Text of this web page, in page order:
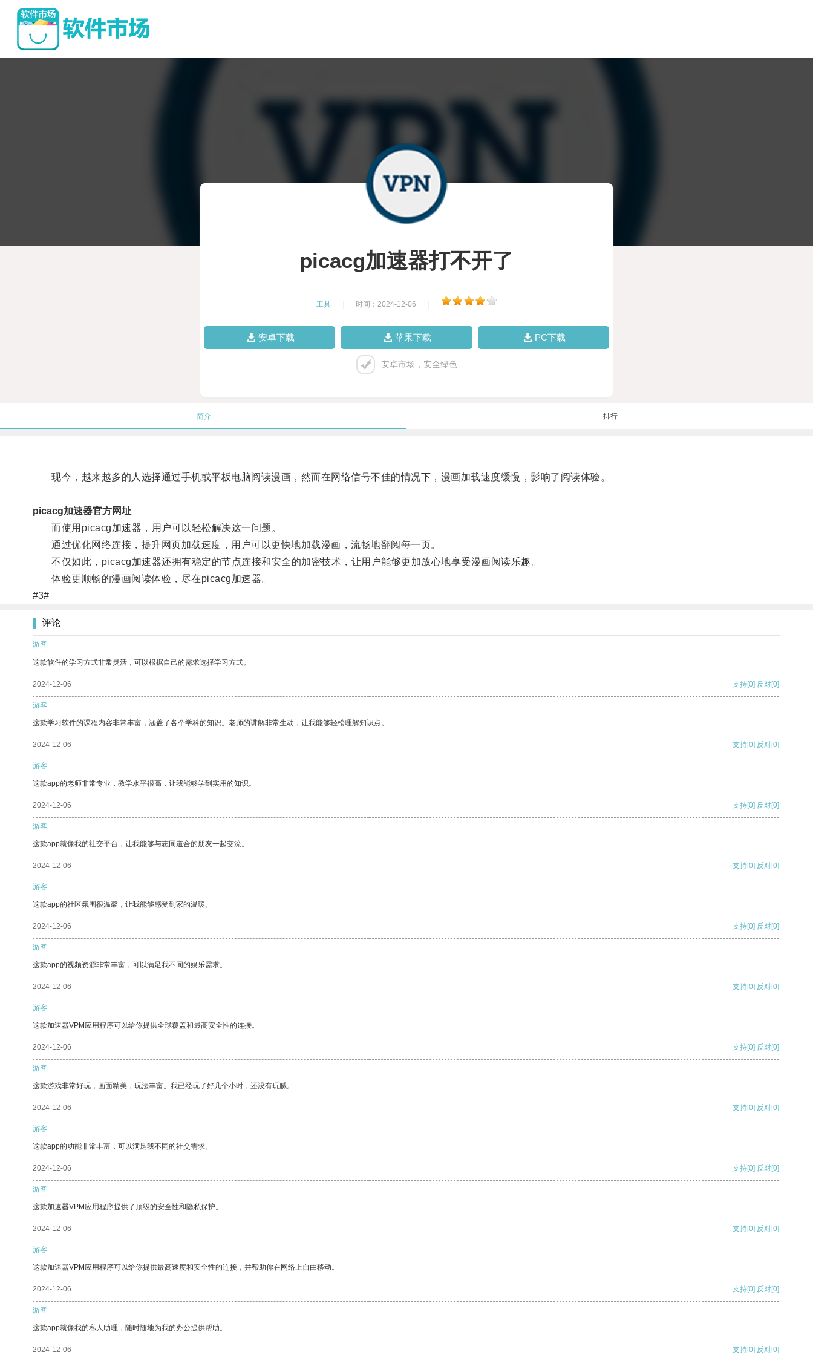
picacg加速器打不开了
工具 时间：2024-12-06
安卓下载 苹果下载 PC下载
安卓市场，安全绿色
简介 排行
现今，越来越多的人选择通过手机或平板电脑阅读漫画，然而在网络信号不佳的情况下，漫画加载速度缓慢，影响了阅读体验。
picacg加速器官方网址
而使用picacg加速器，用户可以轻松解决这一问题。
通过优化网络连接，提升网页加载速度，用户可以更快地加载漫画，流畅地翻阅每一页。
不仅如此，picacg加速器还拥有稳定的节点连接和安全的加密技术，让用户能够更加放心地享受漫画阅读乐趣。
体验更顺畅的漫画阅读体验，尽在picacg加速器。
#3#
评论
游客
这款软件的学习方式非常灵活，可以根据自己的需求选择学习方式。
2024-12-06 支持[0] 反对[0]
游客
这款学习软件的课程内容非常丰富，涵盖了各个学科的知识。老师的讲解非常生动，让我能够轻松理解知识点。
2024-12-06 支持[0] 反对[0]
游客
这款app的老师非常专业，教学水平很高，让我能够学到实用的知识。
2024-12-06 支持[0] 反对[0]
游客
这款app就像我的社交平台，让我能够与志同道合的朋友一起交流。
2024-12-06 支持[0] 反对[0]
游客
这款app的社区氛围很温馨，让我能够感受到家的温暖。
2024-12-06 支持[0] 反对[0]
游客
这款app的视频资源非常丰富，可以满足我不同的娱乐需求。
2024-12-06 支持[0] 反对[0]
游客
这款加速器VPM应用程序可以给你提供全球覆盖和最高安全性的连接。
2024-12-06 支持[0] 反对[0]
游客
这款游戏非常好玩，画面精美，玩法丰富。我已经玩了好几个小时，还没有玩腻。
2024-12-06 支持[0] 反对[0]
游客
这款app的功能非常丰富，可以满足我不同的社交需求。
2024-12-06 支持[0] 反对[0]
游客
这款加速器VPM应用程序提供了顶级的安全性和隐私保护。
2024-12-06 支持[0] 反对[0]
游客
这款加速器VPM应用程序可以给你提供最高速度和安全性的连接，并帮助你在网络上自由移动。
2024-12-06 支持[0] 反对[0]
游客
这款app就像我的私人助理，随时随地为我的办公提供帮助。
2024-12-06 支持[0] 反对[0]